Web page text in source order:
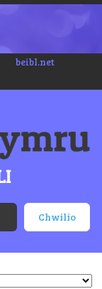
beibl.net